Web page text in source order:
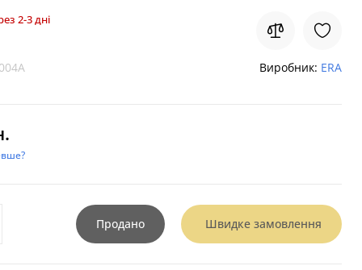
2-3 дні
Виробник: ERA
Продано Швидке замовлення